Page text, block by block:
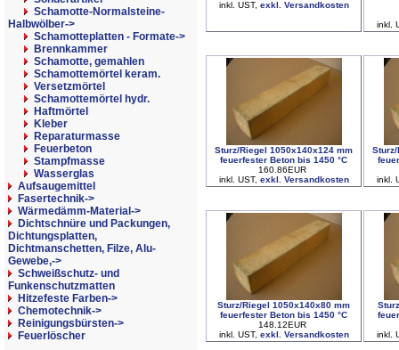
Schamotte-Normalsteine-
Halbwölber->
Schamotteplatten - Formate->
Brennkammer
Schamotte, gemahlen
Schamottemörtel keram.
Versetzmörtel
Schamottemörtel hydr.
Haftmörtel
Kleber
Reparaturmasse
Feuerbeton
Stampfmasse
Wasserglas
Aufsaugemittel
Fasertechnik->
Wärmedämm-Material->
Dichtschnüre und Packungen,
Dichtungsplatten,
Dichtmanschetten, Filze, Alu-
Gewebe,->
Schweißschutz- und
Funkenschutzmatten
Hitzefeste Farben->
Chemotechnik->
Reinigungsbürsten->
Feuerlöscher
inkl. UST, exkl. Versandkosten
inkl.
Sturz/Riegel 1050x140x124 mm
feuerfester Beton bis 1450 °C
160.86EUR
inkl. UST, exkl. Versandkosten
inkl.
Sturz/Riegel 1050x140x80 mm
feuerfester Beton bis 1450 °C
148.12EUR
inkl. UST, exkl. Versandkosten
inkl.